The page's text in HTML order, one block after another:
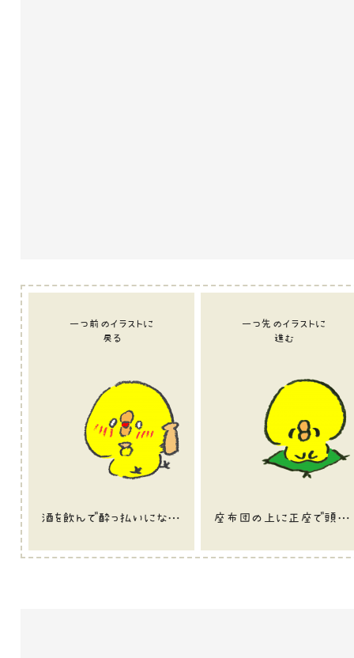
一つ前のイラストに
戻る
酒を飲んで酔っ払いになっているひよこのイラスト
一つ先のイラストに
進む
座布団の上に正座で頭を下げるひよこのイラスト